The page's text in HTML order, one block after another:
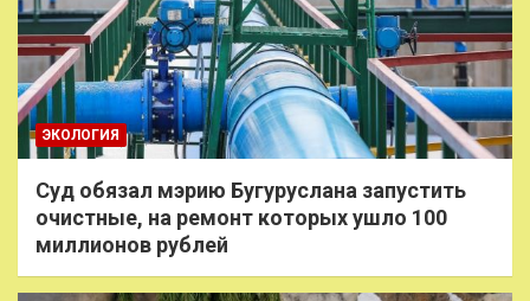
ЭКОЛОГИЯ
Суд обязал мэрию Бугуруслана запустить
очистные, на ремонт которых ушло 100
миллионов рублей